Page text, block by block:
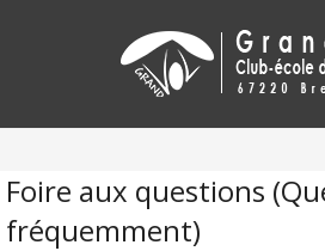
Foire aux questions
fréquemment)